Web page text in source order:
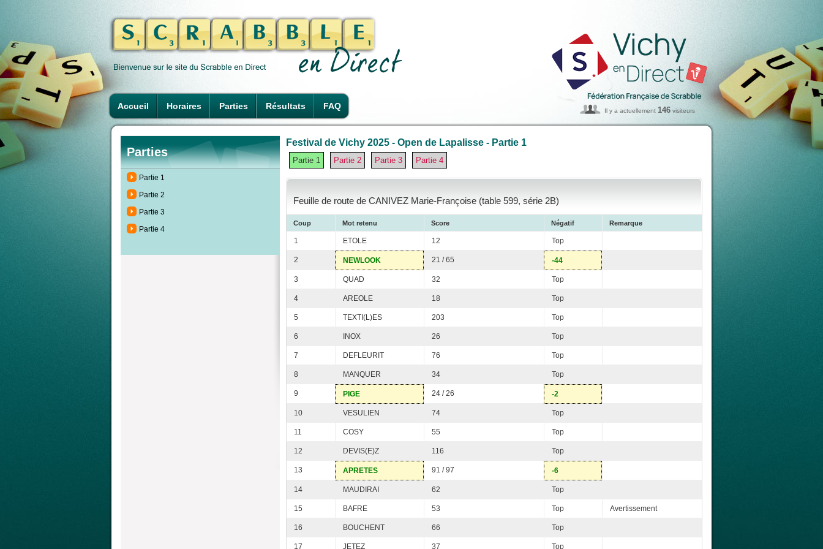
Accueil Horaires Parties Résultats FAQ Il y a actuellement 146 visiteurs
Parties
Partie 1
Partie 2
Partie 3
Partie 4
Festival de Vichy 2025 - Open de Lapalisse - Partie 1
Partie 1 Partie 2 Partie 3 Partie 4
Feuille de route de CANIVEZ Marie-Françoise (table 599, série 2B)
Coup Mot retenu Score Négatif Remarque
1 ETOLE 12 Top
2 NEWLOOK 21 / 65 -44
3 QUAD 32 Top
4 AREOLE 18 Top
5 TEXTI(L)ES 203 Top
6 INOX 26 Top
7 DEFLEURIT 76 Top
8 MANQUER 34 Top
9 PIGE 24 / 26 -2
10 VESULIEN 74 Top
11 COSY 55 Top
12 DEVIS(E)Z 116 Top
13 APRETES 91 / 97 -6
14 MAUDIRAI 62 Top
15 BAFRE 53 Top Avertissement
16 BOUCHENT 66 Top
17 JETEZ 37 Top